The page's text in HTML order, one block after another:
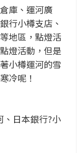
庫、運河廣
行小樽支店、
地區，點燈活
燈活動，但是
小樽運河的雪
冷呢！
、日本銀行?小